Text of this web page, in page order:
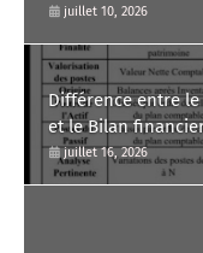
juillet 10, 2026
Différence entre
et le Bilan
juillet 16, 2026